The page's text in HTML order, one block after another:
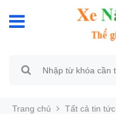
Trang chủ Tất cả tin tức